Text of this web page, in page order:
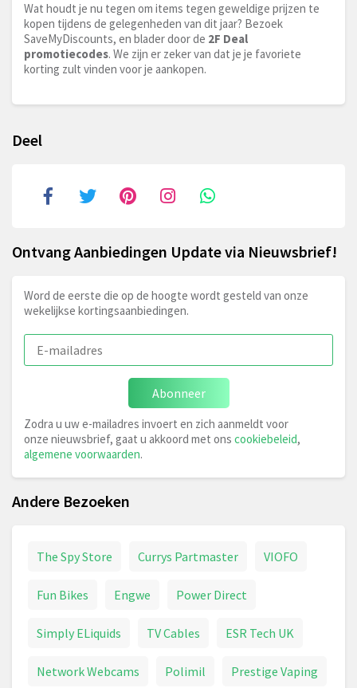
Wat houdt je nu tegen om items tegen geweldige prijzen te
kopen tijdens de gelegenheden van dit jaar? Bezoek
SaveMyDiscounts, en blader door de 2F Deal
promotiecodes. We zijn er zeker van dat je je favoriete
korting zult vinden voor je aankopen.
Deel
Ontvang Aanbiedingen Update via Nieuwsbrief!
Word de eerste die op de hoogte wordt gesteld van onze
wekelijkse kortingsaanbiedingen.
Abonneer
Zodra u uw e-mailadres invoert en zich aanmeldt voor
onze nieuwsbrief, gaat u akkoord met ons cookiebeleid,
algemene voorwaarden.
Andere Bezoeken
The Spy Store Currys Partmaster VIOFO
Fun Bikes Engwe Power Direct
Simply ELiquids TV Cables ESR Tech UK
Network Webcams Polimil Prestige Vaping